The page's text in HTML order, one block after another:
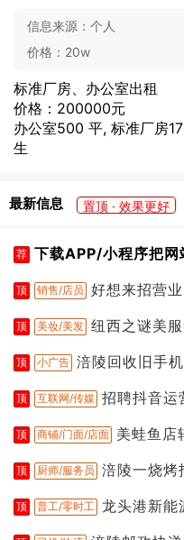
信息来源： 个人
价格： 20w
标准厂房、办公室出租
价格：200000元
办公室500 平, 标准厂房
生
最新信息 置顶 · 效果更好
荐 下载APP/小程序把网
顶 销售/店员 好想来招营
顶 美妆/美发 纽西之谜美
顶 小广告 涪陵回收旧手
顶 互联网/传媒 招聘抖音运
顶 商铺/门面/店面 美蛙鱼店
顶 厨师/服务员 涪陵一烧烤
顶 普工/零时工 龙头港新能